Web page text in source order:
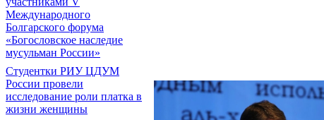
Международного
Болгарского форума
«Богословское наследие
мусульман России»
Студентки РИУ ЦДУМ
России провели
исследование роли платка в
жизни женщины